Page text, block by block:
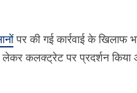
पर की गई कार्रवाई के खिलाफ
कलक्ट्रेट पर प्रदर्शन किया